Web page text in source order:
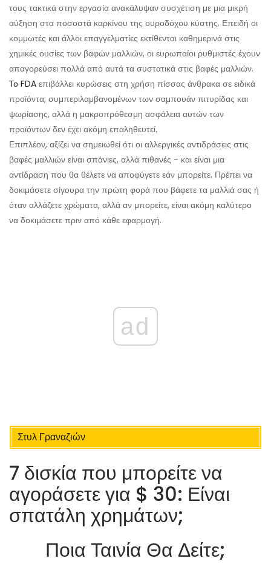
τους τακτικά στην εργασία ανακάλυψαν συσχέτιση με μια μικρή
αύξηση στα ποσοστά καρκίνου της ουροδόχου κύστης. Επειδή οι
κομμωτές και άλλοι επαγγελματίες εκτίθενται καθημερινά στις
χημικές ουσίες των βαφών μαλλιών, οι ευρωπαίοι ρυθμιστές έχουν
απαγορεύσει πολλά από αυτά τα συστατικά στις βαφές μαλλιών.
Το FDA επιβάλλει κυρώσεις στη χρήση πίσσας άνθρακα σε ειδικά
προϊόντα, συμπεριλαμβανομένων των σαμπουάν πιτυρίδας και
ψωρίασης, αλλά η μακροπρόθεσμη ασφάλεια αυτών των
προϊόντων δεν έχει ακόμη επαληθευτεί.
Επιπλέον, αξίζει να σημειωθεί ότι οι αλλεργικές αντιδράσεις στις
βαφές μαλλιών είναι σπάνιες, αλλά πιθανές - και είναι μια
αντίδραση που θα θέλετε να αποφύγετε εάν μπορείτε. Πρέπει να
δοκιμάσετε σίγουρα την πρώτη φορά που βάφετε τα μαλλιά σας ή
όταν αλλάζετε χρώματα, αλλά αν μπορείτε, είναι ακόμη καλύτερο
να δοκιμάσετε πριν από κάθε εφαρμογή.
ad
Στυλ Γραναζιών
7 δισκία που μπορείτε να
αγοράσετε για $ 30: Είναι
σπατάλη χρημάτων;
Ποια Ταινία Θα Δείτε;